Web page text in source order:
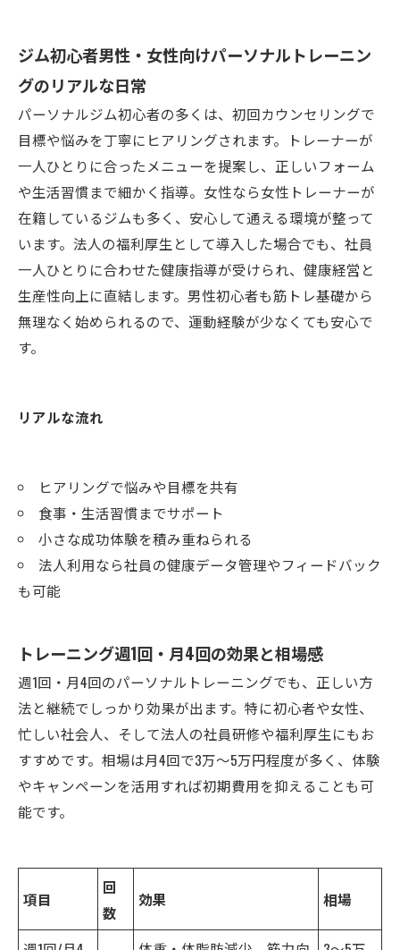
ジム初心者男性・女性向けパーソナルトレーニン
グのリアルな日常
パーソナルジム初心者の多くは、初回カウンセリングで
目標や悩みを丁寧にヒアリングされます。トレーナーが
一人ひとりに合ったメニューを提案し、正しいフォーム
や生活習慣まで細かく指導。女性なら女性トレーナーが
在籍しているジムも多く、安心して通える環境が整って
います。法人の福利厚生として導入した場合でも、社員
一人ひとりに合わせた健康指導が受けられ、健康経営と
生産性向上に直結します。男性初心者も筋トレ基礎から
無理なく始められるので、運動経験が少なくても安心で
す。
リアルな流れ
ヒアリングで悩みや目標を共有
食事・生活習慣までサポート
小さな成功体験を積み重ねられる
法人利用なら社員の健康データ管理やフィードバック
も可能
トレーニング週1回・月4回の効果と相場感
週1回・月4回のパーソナルトレーニングでも、正しい方
法と継続でしっかり効果が出ます。特に初心者や女性、
忙しい社会人、そして法人の社員研修や福利厚生にもお
すすめです。相場は月4回で3万～5万円程度が多く、体験
やキャンペーンを活用すれば初期費用を抑えることも可
能です。
項目
回
数
効果 相場